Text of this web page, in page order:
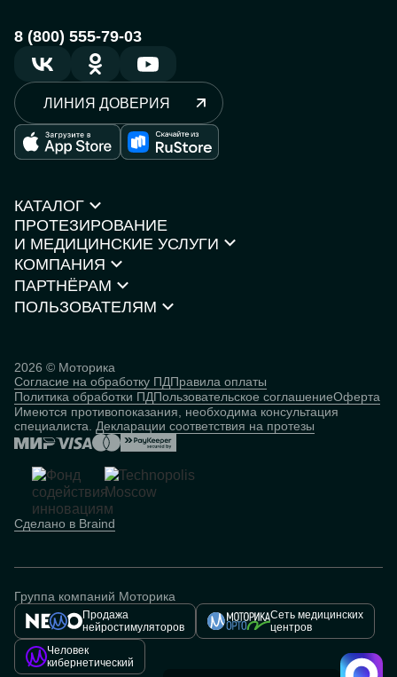
8 (800) 555-79-03
ЛИНИЯ ДОВЕРИЯ
КАТАЛОГ
Протезы рук
Протезы ног
Кресла-коляски
Каталог товаров
Нейростимуляторы
КОМПАНИЯ
О компании
Контакты
ПОЛЬЗОВАТЕЛЯМ
База знаний
Человек
кибернетический
ПРОТЕЗИРОВАНИЕ
И МЕДИЦИНСКИЕ УСЛУГИ
Моторика Орто
ПАРТНЁРАМ
Партнёрская программа
2026 © Моторика
Согласие на обработку ПДПравила оплаты
Политика обработки ПДПользовательское соглашениеОферта
Имеются противопоказания, необходима консультация
специалиста. Декларации соответствия на протезы
Сделано в Braind
Группа компаний Моторика
Продажа
нейростимуляторов
Сеть медицинских
центров
Человек
кибернетический